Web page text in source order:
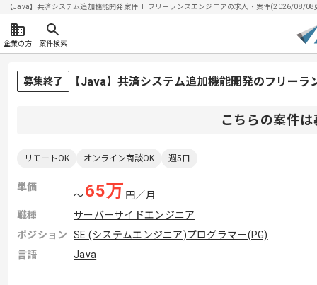
【Java】共済システム追加機能開発案件| ITフリーランスエンジニアの求人・案件(2026/08/08
企業の方 案件検索
募集終了 【Java】共済システム追加機能開発のフリーラ
こちらの案件
リモートOK オンライン商談OK 週5日
単価
〜65万 円／月
職種
サーバーサイドエンジニア
ポジション
SE (システムエンジニア)プログラマー(PG)
言語
Java